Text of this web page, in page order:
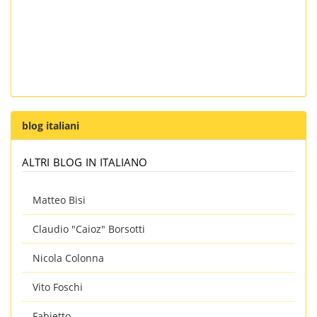
blog italiani
altri blog in italiano
Matteo Bisi
Claudio "Caioz" Borsotti
Nicola Colonna
Vito Foschi